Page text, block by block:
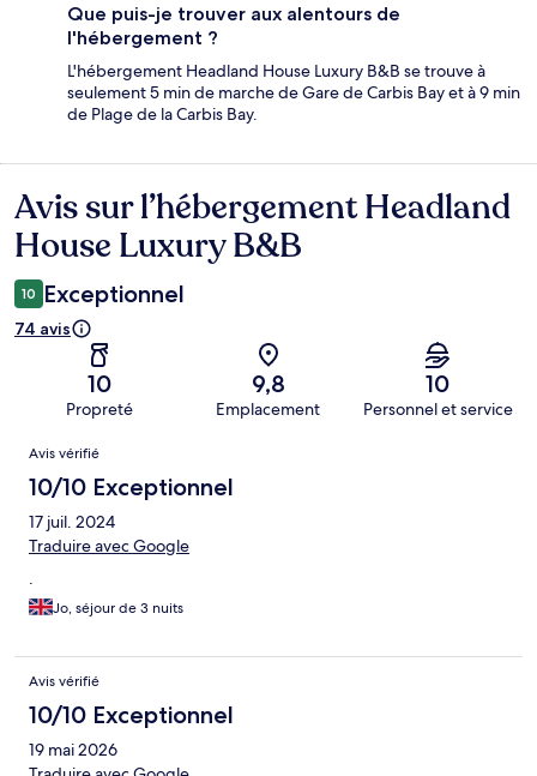
Que puis-je trouver aux alentours de
l'hébergement ?
L'hébergement Headland House Luxury B&B se trouve à
seulement 5 min de marche de Gare de Carbis Bay et à 9 min
de Plage de la Carbis Bay.
Avis
Avis sur l’hébergement Headland
House Luxury B&B
10 Exceptionnel
74 avis
10
Propreté
9,8
Emplacement
10
Personnel et service
Avis
Avis vérifié
10/10 Exceptionnel
17 juil. 2024
Traduire avec Google
.
Jo, séjour de 3 nuits
Avis vérifié
10/10 Exceptionnel
19 mai 2026